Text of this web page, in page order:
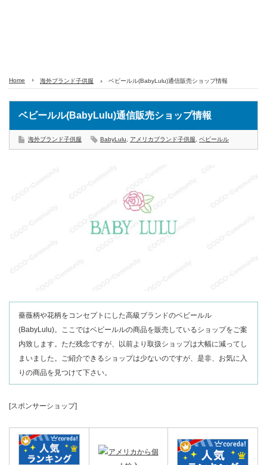
Home 海外ブランド子供服 ベビールル(BabyLulu)通信販売ショップ情報
ベビールル(BabyLulu)通信販売ショップ情報
海外ブランド子供服 BabyLulu アメリカブランド子供服 ベビールル
薔薇柄や花柄をコンセプトにした高級ブランドのベビールル
(BabyLulu)。ここではベビールルの商品を販売しているショップをご案
内致します。ただ残念ですが、以前より取扱ショップは大幅に減ってし
まいました。ご紹介できるショップは少ないのですが、是非、お気に入
りの商品を見つけて下さい。
[スポンサーショップ]